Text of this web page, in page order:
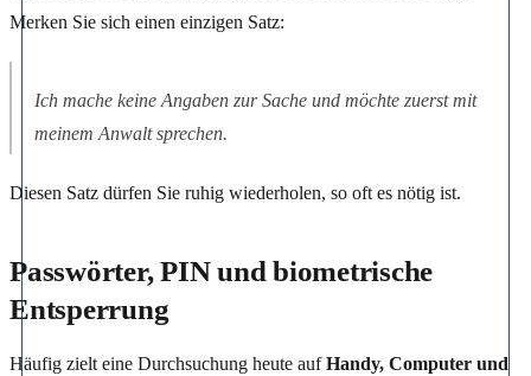
Merken Sie sich einen einzigen Satz:
Ich mache keine Angaben zur Sache und möchte zuerst mit
meinem Anwalt sprechen.
Diesen Satz dürfen Sie ruhig wiederholen, so oft es nötig ist.
Passwörter, PIN und biometrische
Entsperrung
Häufig zielt eine Durchsuchung heute aufHandy, Computer und